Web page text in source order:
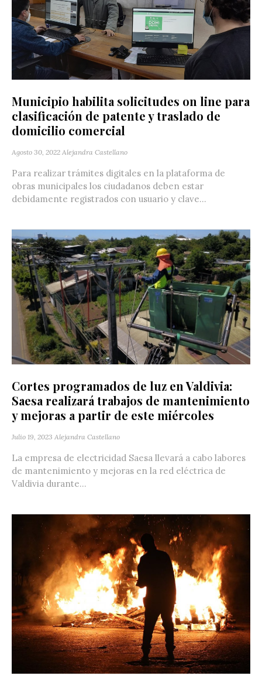
Municipio habilita solicitudes on line para
clasificación de patente y traslado de
domicilio comercial
Agosto 30, 2022 Alejandra Castellano
Para realizar trámites digitales en la plataforma de
obras municipales los ciudadanos deben estar
debidamente registrados con usuario y clave...
Cortes programados de luz en Valdivia:
Saesa realizará trabajos de mantenimiento
y mejoras a partir de este miércoles
Julio 19, 2023 Alejandra Castellano
La empresa de electricidad Saesa llevará a cabo labores
de mantenimiento y mejoras en la red eléctrica de
Valdivia durante...